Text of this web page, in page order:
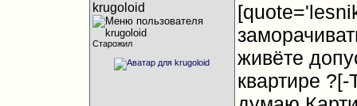
krugoloid
Старожил
живёте
квартире